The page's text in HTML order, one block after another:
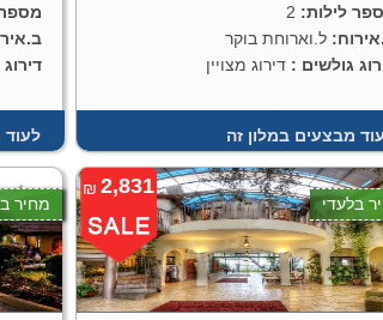
לילות:
ל.וארוחת בוקר
גולשים : דירוג מצויין
מבצעים במלון זה לעוד
2,831
₪
בלעדי
מחיר